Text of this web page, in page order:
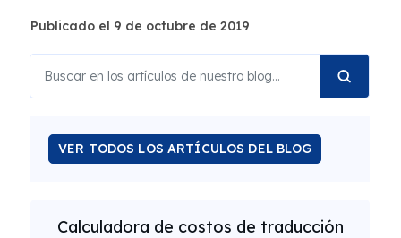
Publicado el 9 de octubre de 2019
VER TODOS LOS ARTÍCULOS DEL BLOG
Calculadora de costos de traducción